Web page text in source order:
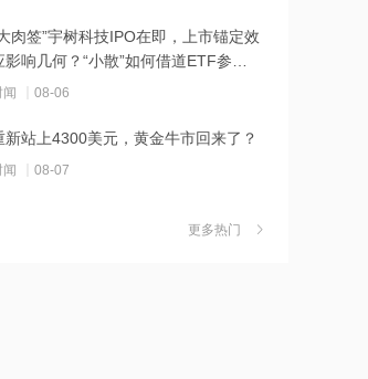
北首家宇树科技产业学院成立
根大通：第二季度美国和欧洲地区均
肉签”宇树科技IPO在即，上市锚定效
影响几何？“小散”如何借道ETF参
？
闻 08-06
新站上4300美元，黄金牛市回来了？
闻 08-07
四成？公司回应：设备还在安装中，谈
更多热门